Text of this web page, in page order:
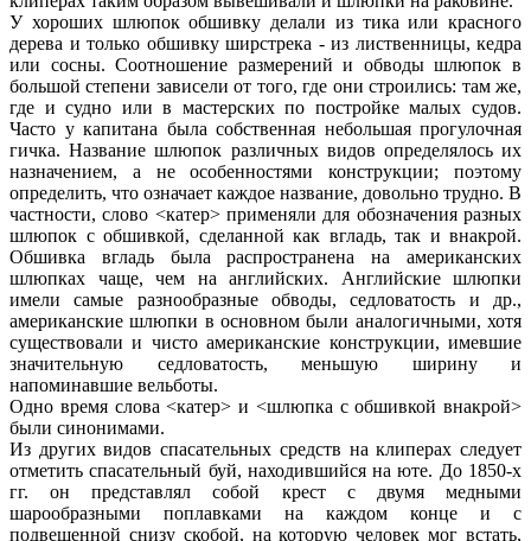
У хороших шлюпок обшивку делали из тика или красного
дерева и только обшивку ширстрека - из лиственницы, кедра
или сосны. Соотношение размерений и обводы шлюпок в
большой степени зависели от того, где они строились: там же,
где и судно или в мастерских по постройке малых судов.
Часто у капитана была собственная небольшая прогулочная
гичка. Название шлюпок различных видов определялось их
назначением, а не особенностями конструкции; поэтому
определить, что означает каждое название, довольно трудно. В
частности, слово <катер> применяли для обозначения разных
шлюпок с обшивкой, сделанной как вгладь, так и внакрой.
Обшивка вгладь была распространена на американских
шлюпках чаще, чем на английских. Английские шлюпки
имели самые разнообразные обводы, седловатость и др.,
американские шлюпки в основном были аналогичными, хотя
существовали и чисто американские конструкции, имевшие
значительную седловатость, меньшую ширину и
напоминавшие вельботы.
Одно время слова <катер> и <шлюпка с обшивкой внакрой>
были синонимами.
Из других видов спасательных средств на клиперах следует
отметить спасательный буй, находившийся на юте. До 1850-х
гг. он представлял собой крест с двумя медными
шарообразными поплавками на каждом конце и с
подвешенной снизу скобой, на которую человек мог встать,